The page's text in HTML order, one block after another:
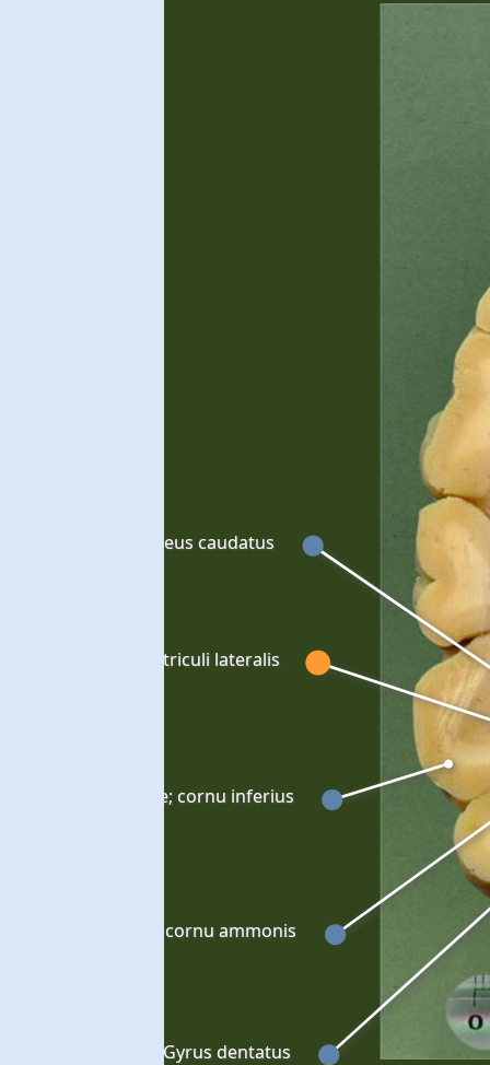
proprius; cornu ammonis
Cornu temporale; cornu inferius
Nucleus caudatus
Gyrus dentatus
choroideus ventriculi lateralis